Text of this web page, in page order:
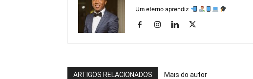
Um eterno aprendiz
ARTIGOS RELACIONADOS Mais do autor